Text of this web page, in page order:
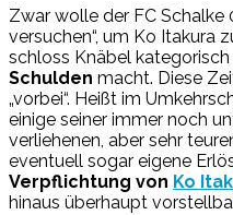
Zwar wolle der FC Schalke
versuchen“, um Ko Itakura
schloss Knäbel
Schulden macht. Diese
„vorbei“. Heißt im
einige seiner immer noch
verliehenen, aber sehr
eventuell sogar eigene
Verpflichtung von Ko
hinaus überhaupt